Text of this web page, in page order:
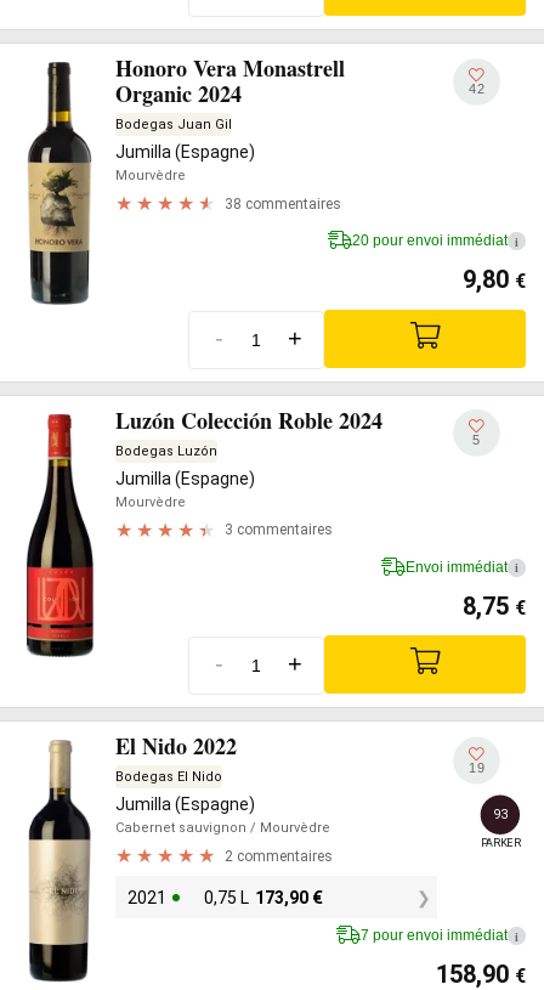
Honoro Vera Monastrell
Organic 2024
Bodegas Juan Gil
Jumilla (Espagne)
Mourvèdre
38 commentaires
42
20 pour envoi immédiat i
9,80 €
- +
Luzón Colección Roble 2024
Bodegas Luzón
Jumilla (Espagne)
Mourvèdre
3 commentaires
5
Envoi immédiat i
8,75 €
- +
El Nido 2022
Bodegas El Nido
Jumilla (Espagne)
Cabernet sauvignon / Mourvèdre
2 commentaires
2021 0,75 L 173,90 €
19
93
PARKER
7 pour envoi immédiat i
158,90 €